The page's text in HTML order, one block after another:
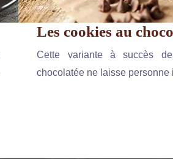
Les cookies au
Cette variante à succès
chocolatée ne laisse personne